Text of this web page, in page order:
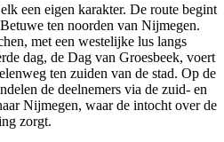
een eigen karakter. De route begint
ten noorden van Nijmegen.
met een westelijke lus langs
dag, de Dag van Groesbeek, voert
ten zuiden van de stad. Op de
de deelnemers via de zuid- en
Nijmegen, waar de intocht over de
zorgt.